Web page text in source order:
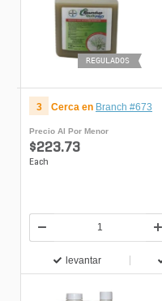
REGULADOS
3 Cerca en Branch #673
Precio Al Por Menor
$223.73
Each
levantar